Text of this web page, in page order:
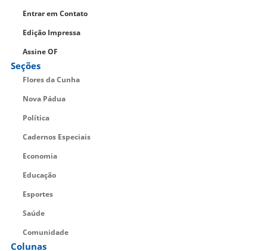
Entrar em Contato
Edição Impressa
Assine OF
Seções
Flores da Cunha
Nova Pádua
Política
Cadernos Especiais
Economia
Educação
Esportes
Saúde
Comunidade
Colunas